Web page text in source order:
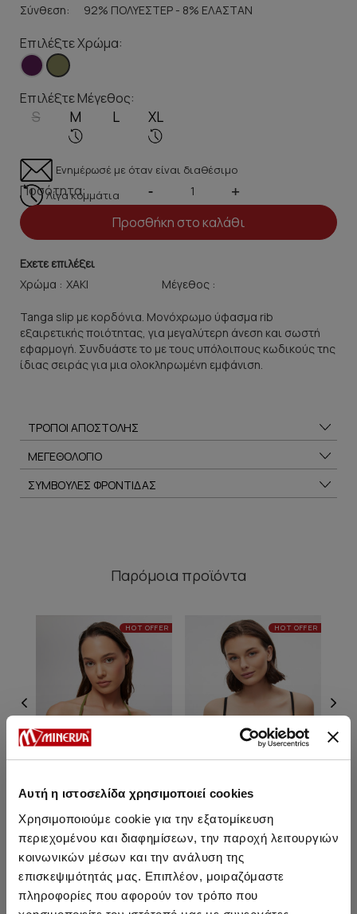
Αυτή η ιστοσελίδα χρησιμοποιεί cookies
Χρησιμοποιούμε cookie για την εξατομίκευση
περιεχομένου και διαφημίσεων, την παροχή λειτουργιών
κοινωνικών μέσων και την ανάλυση της
επισκεψιμότητάς μας. Επιπλέον, μοιραζόμαστε
πληροφορίες που αφορούν τον τρόπο που
Σύνθεση:
92% ΠΟΛΥΕΣΤΕΡ - 8% ΕΛΑΣΤΑΝ
Επιλέξτε Χρώμα:
Επιλέξτε Μέγεθος:
S M L XL
Ενημέρωσέ με όταν είναι διαθέσιμο
Λίγα κομμάτια
Ποσότητα: - +
Προσθήκη στο καλάθι
Εχετε επιλέξει
Χρώμα :
Μέγεθος :
Tanga slip με κορδόνια. Moνόχρωμο ύφασμα rib
εξαιρετικής ποιότητας, για μεγαλύτερη άνεση και σωστή
εφαρμογή. Συνδυάστε το με τους υπόλοιπους κωδικούς της
ίδιας σειράς για μια ολοκληρωμένη εμφάνιση.
ΤΡΟΠΟΙ ΑΠΟΣΤΟΛΗΣ
ΜΕΓΕΘΟΛΟΓΙΟ
ΣΥΜΒΟΥΛΕΣ ΦΡΟΝΤΙΔΑΣ
Παρόμοια προϊόντα
HOT OFFER
Malena Τρίγωνο Ριπ Double
Push Up Bikini Top
15,95 €
HOT OFFER
Malena Ριπ Bikini Top με
μπαλένα [C Cup]
16,95 €